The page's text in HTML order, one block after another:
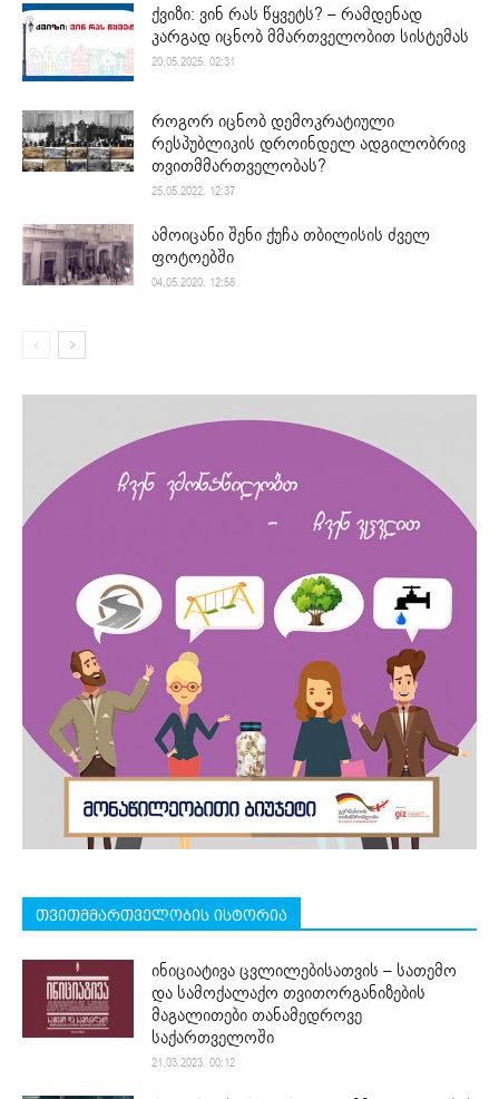
ქვიზი: ვინ რას წყვეტს? – რამდენად
კარგად იცნობ მმართველობით სისტემას
20.05.2025. 02:31
როგორ იცნობ დემოკრატიული
რესპუბლიკის დროინდელ ადგილობრივ
თვითმმართველობას?
25.05.2022. 12:37
ამოიცანი შენი ქუჩა თბილისის ძველ
ფოტოებში
04.05.2020. 12:58
თვითმმართველობის ისტორია
ინიციატივა ცვლილებისათვის – სათემო
და სამოქალაქო თვითორგანიზების
მაგალითები თანამედროვე
საქართველოში
21.03.2023. 00:12